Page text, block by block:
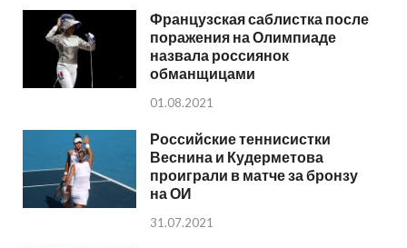
Французская саблистка после
поражения на Олимпиаде
назвала россиянок
обманщицами
01.08.2021
Российские теннисистки
Веснина и Кудерметова
проиграли в матче за бронзу
на ОИ
31.07.2021